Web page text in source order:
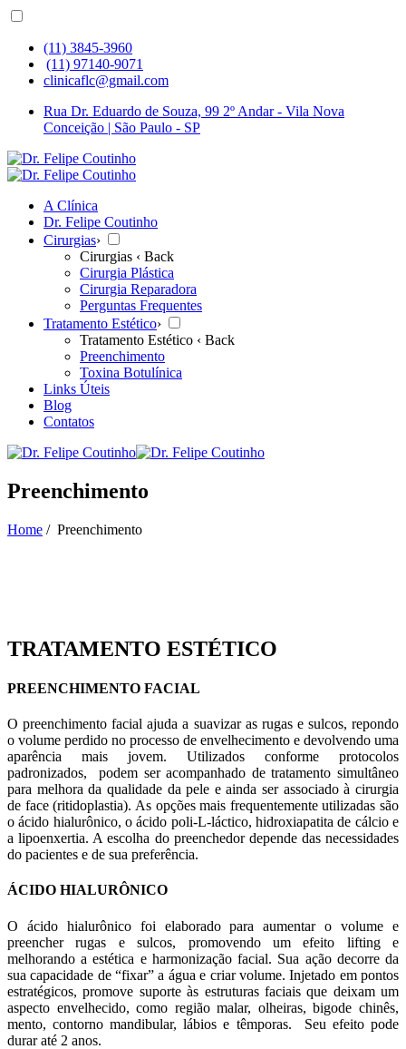
(11) 3845-3960
(11) 97140-9071
clinicaflc@gmail.com
Rua Dr. Eduardo de Souza, 99 2º Andar - Vila Nova
Conceição | São Paulo - SP
A Clínica
Dr. Felipe Coutinho
Cirurgias›
Cirurgias ‹ Back
Cirurgia Plástica
Cirurgia Reparadora
Perguntas Frequentes
Tratamento Estético›
Tratamento Estético ‹ Back
Preenchimento
Toxina Botulínica
Links Úteis
Blog
Contatos
Preenchimento
Home / Preenchimento
TRATAMENTO ESTÉTICO
PREENCHIMENTO FACIAL
O preenchimento facial ajuda a suavizar as rugas e sulcos, repondo
o volume perdido no processo de envelhecimento e devolvendo uma
aparência mais jovem. Utilizados conforme protocolos
padronizados, podem ser acompanhado de tratamento simultâneo
para melhora da qualidade da pele e ainda ser associado à cirurgia
de face (ritidoplastia). As opções mais frequentemente utilizadas são
o ácido hialurônico, o ácido poli-L-láctico, hidroxiapatita de cálcio e
a lipoenxertia. A escolha do preenchedor depende das necessidades
do pacientes e de sua preferência.
ÁCIDO HIALURÔNICO
O ácido hialurônico foi elaborado para aumentar o volume e
preencher rugas e sulcos, promovendo um efeito lifting e
melhorando a estética e harmonização facial. Sua ação decorre da
sua capacidade de “fixar” a água e criar volume. Injetado em pontos
estratégicos, promove suporte às estruturas faciais que deixam um
aspecto envelhecido, como região malar, olheiras, bigode chinês,
mento, contorno mandibular, lábios e têmporas. Seu efeito pode
durar até 2 anos.